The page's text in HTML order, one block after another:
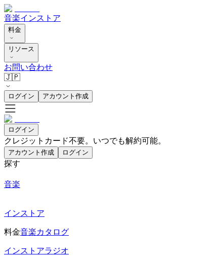
音楽インストア
料金
リソース
お問い合わせ
🇯🇵
ログイン アカウント作成
ログイン
クレジットカード不要。いつでも解約可能。
アカウント作成 ログイン
探す
音楽
インストア
料金音楽カタログ
インストアラジオ